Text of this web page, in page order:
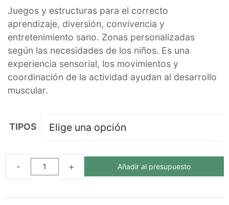
Juegos y estructuras para el correcto
aprendizaje, diversión, convivencia y
entretenimiento sano. Zonas personalizadas
según las necesidades de los niños. Es una
experiencia sensorial, los movimientos y
coordinación de la actividad ayudan al desarrollo
muscular.
TIPOS
ROCÓDROMO
DE
Añadir al presupuesto